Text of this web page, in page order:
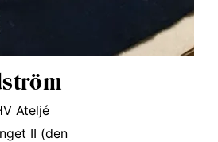
Ateljé
II (den